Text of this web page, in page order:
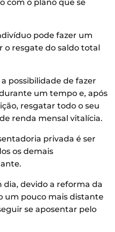
com o plano que se
pode fazer um
o resgate do saldo total
possibilidade de fazer
um tempo e, após
resgatar todo o seu
renda mensal vitalícia.
privada é ser
os demais
dia, devido a reforma da
um pouco mais distante
se aposentar pelo